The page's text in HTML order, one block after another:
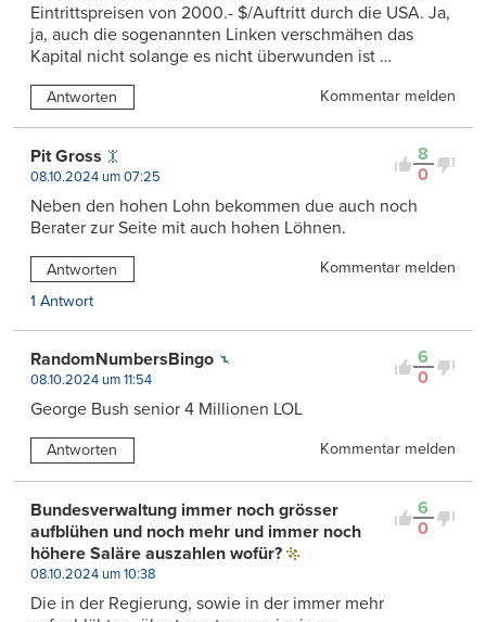
Eintrittspreisen von 2000.- $/Auftritt durch die USA. Ja,
ja, auch die sogenannten Linken verschmähen das
Kapital nicht solange es nicht überwunden ist …
Antworten Kommentar melden
8
0
Pit Gross
08.10.2024 um 07:25
Neben den hohen Lohn bekommen due auch noch
Berater zur Seite mit auch hohen Löhnen.
Antworten
Kommentar melden
1 Antwort
6
0
RandomNumbersBingo
08.10.2024 um 11:54
George Bush senior 4 Millionen LOL
Antworten Kommentar melden
6
0
Bundesverwaltung immer noch grösser
aufblühen und noch mehr und immer noch
höhere Saläre auszahlen wofür?
08.10.2024 um 10:38
Die in der Regierung, sowie in der immer mehr